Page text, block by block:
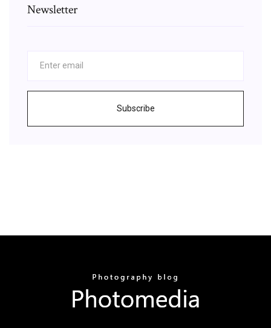
Newsletter
Subscribe